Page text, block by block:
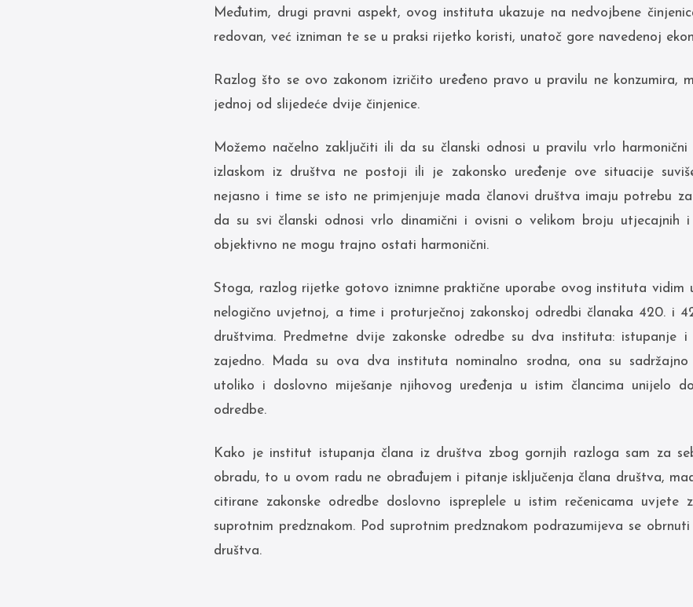
Međutim, drugi pravni aspekt, ovog instituta ukazuje na nedvojbene
redovan, već izniman te se u praksi rijetko koristi, unatoč gore navedenoj
Razlog što se ovo zakonom izričito uređeno pravo u pravilu ne konzumira,
jednoj od slijedeće dvije činjenice.
Možemo načelno zaključiti ili da su članski odnosi u pravilu vrlo
izlaskom iz društva ne postoji ili je zakonsko uređenje ove situacije
nejasno i time se isto ne primjenjuje mada članovi društva imaju potrebu
da su svi članski odnosi vrlo dinamični i ovisni o velikom broju utjecajnih
objektivno ne mogu trajno ostati harmonični.
Stoga, razlog rijetke gotovo iznimne praktične uporabe ovog instituta vidim
nelogično uvjetnoj, a time i proturječnoj zakonskoj odredbi članaka 420. i
društvima. Predmetne dvije zakonske odredbe su dva instituta: istupanje i
zajedno. Mada su ova dva instituta nominalno srodna, ona su
utoliko i doslovno miješanje njihovog uređenja u istim člancima unijelo
odredbe.
Kako je institut istupanja člana iz društva zbog gornjih razloga sam za
obradu, to u ovom radu ne obrađujem i pitanje isključenja člana društva,
citirane zakonske odredbe doslovno ispreplele u istim rečenicama
suprotnim predznakom. Pod suprotnim predznakom podrazumijeva se
društva.